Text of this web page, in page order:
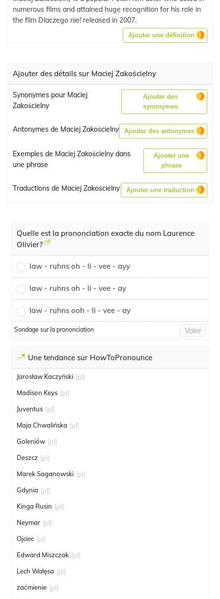
numerous films and attained huge recognition for his role in
the film Dlaczego nie! released in 2007.
Ajouter une définition
Ajouter des détails sur Maciej Zakościelny
Synonymes pour Maciej
Zakościelny
Ajouter des
synonymes
Antonymes de Maciej Zakościelny Ajouter des antonymes
Exemples de Maciej Zakościelny dans
une phrase
Ajouter une
phrase
Traductions de Maciej Zakościelny Ajouter une traduction
Quelle est la prononciation exacte du nom Laurence
Olivier?
law - ruhns oh - li - vee - ayy
law - ruhns oh - li - vee - ay
law - ruhns ooh - li - vee - ay
Sondage sur la prononciation Voter
Une tendance sur HowToPronounce
Jarosław Kaczyński [pl]
Madison Keys [pl]
Juventus [pl]
Maja Chwalińska [pl]
Goleniów [pl]
Deszcz [pl]
Marek Saganowski [pl]
Gdynia [pl]
Kinga Rusin [pl]
Neymar [pl]
Ojciec [pl]
Edward Miszczak [pl]
Lech Wałęsa [pl]
zaćmienie [pl]